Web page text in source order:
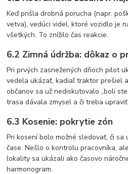
Keď prišla drobná porucha (napr.
vetva), vedúci videl, ktoré vozidlo je
všetkých. To znížilo čas reakcie.
6.2 Zimná údržba: dôkaz o
Pri prvých zasnežených dňoch pilot
vedela ukázať, kadiaľ traktor prešiel
občanov sa už nediskutovalo „boli
trasa dávala zmysel a či treba
6.3 Kosenie: pokrytie zón
Pri kosení bolo možné sledovať, či sa
čase. Nešlo o kontrolu pracovníka,
lokality sa ukázali ako časovo
harmonogram.